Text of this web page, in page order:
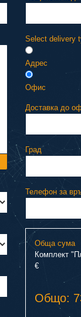
Select delivery
Адрес
Офис
Доставка до
Град
Телефон за
Обща сума
Комплект
€
Общо: